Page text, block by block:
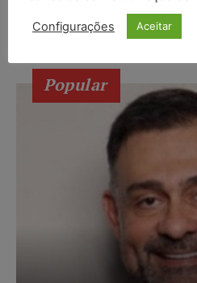
decorrentes da sonorização
obras audiovisuais em
Popular
Configurações Aceitar